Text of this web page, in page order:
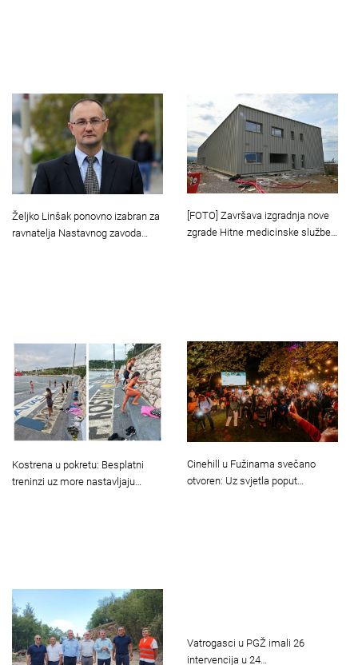
Željko Linšak ponovno izabran za
ravnatelja Nastavnog zavoda…
[FOTO] Završava izgradnja nove
zgrade Hitne medicinske službe…
Kostrena u pokretu: Besplatni
treninzi uz more nastavljaju…
Cinehill u Fužinama svečano
otvoren: Uz svjetla poput…
Vatrogasci u PGŽ imali 26
intervencija u 24…